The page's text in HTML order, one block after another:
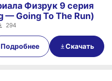
Физрук 9 серия
— Going To The Run)
294
Подробнее Скачать